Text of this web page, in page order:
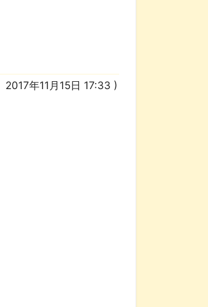
2017年11月15日 17:33 )